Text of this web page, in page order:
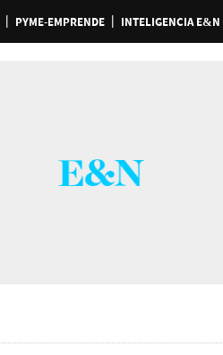
PYME-EMPRENDE INTELIGENCIA E&N